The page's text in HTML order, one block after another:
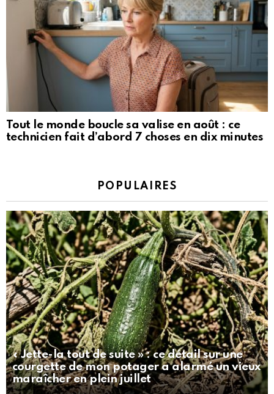
Tout le monde boucle sa valise en août : ce
technicien fait d’abord 7 choses en dix minutes
POPULAIRES
« Jette-la tout de suite » : ce détail sur une
courgette de mon potager a alarmé un vieux
maraîcher en plein juillet